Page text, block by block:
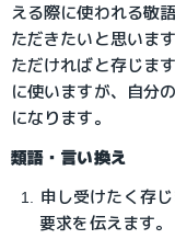
える際に使われる敬
ただきたいと思いま
ただければと存じま
に使いますが、自分
になります。
類語・言い換え
申し受けたく存
要求を伝えます。